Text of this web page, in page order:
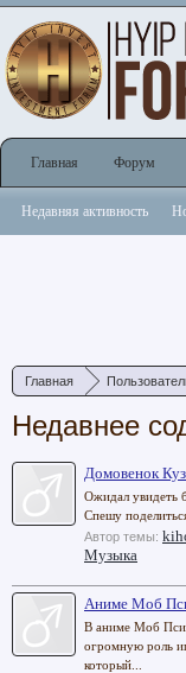
Главная
Недавнее
Домовенок
Ожидал увидеть
Спешу
Автор темы:
Музыка
Аниме Моб
В аниме Моб
огромную роль
который...
Главная Форум
Недавняя активность